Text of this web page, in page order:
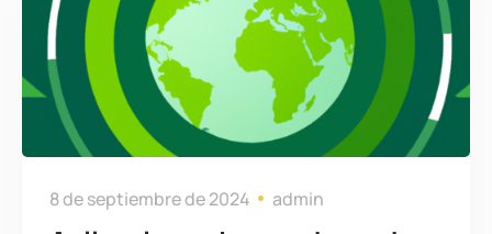
8 de septiembre de 2024 admin